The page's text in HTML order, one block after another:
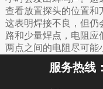
查看放置探头的位置和
这表明焊接不良，但仍
路和少量焊点，电阻应
两点之间的电阻尽可能
服务热线：